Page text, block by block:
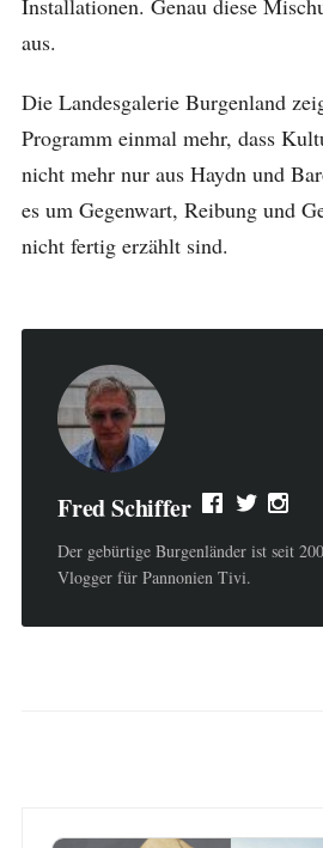
Installationen. Genau diese
aus.
Die Landesgalerie Burgenland
Programm einmal mehr, dass
nicht mehr nur aus Haydn und
es um Gegenwart, Reibung und
nicht fertig erzählt sind.
Fred Schiffer
Der gebürtige Burgenländer ist seit
Vlogger für Pannonien Tivi.